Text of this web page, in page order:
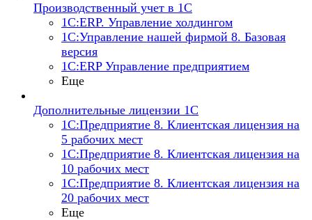
Производственный учет в 1С
1С:ERP. Управление холдингом
1С:Управление нашей фирмой 8. Базовая
версия
1С:ERP Управление предприятием
Еще
Дополнительные лицензии 1С
1С:Предприятие 8. Клиентская лицензия на
5 рабочих мест
1С:Предприятие 8. Клиентская лицензия на
10 рабочих мест
1С:Предприятие 8. Клиентская лицензия на
20 рабочих мест
Еще